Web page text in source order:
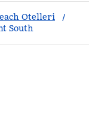
Otelleri
/
South